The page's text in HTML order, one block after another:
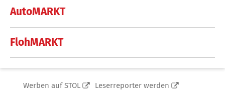
AutoMARKT
FlohMARKT
Werben auf STOL
Leserreporter werden